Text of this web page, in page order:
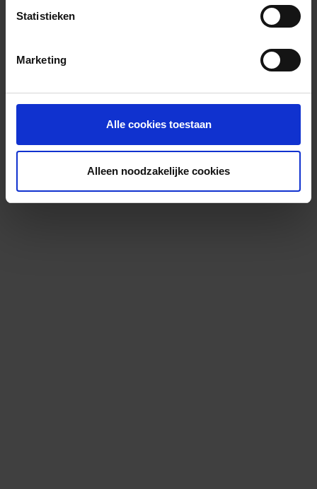
Statistieken
Marketing
Alle cookies toestaan
Alleen noodzakelijke cookies